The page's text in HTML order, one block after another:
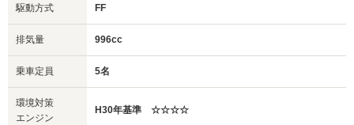
駆動方式 FF
排気量 996cc
乗車定員 5名
環境対策
エンジン
H30年基準 ☆☆☆☆